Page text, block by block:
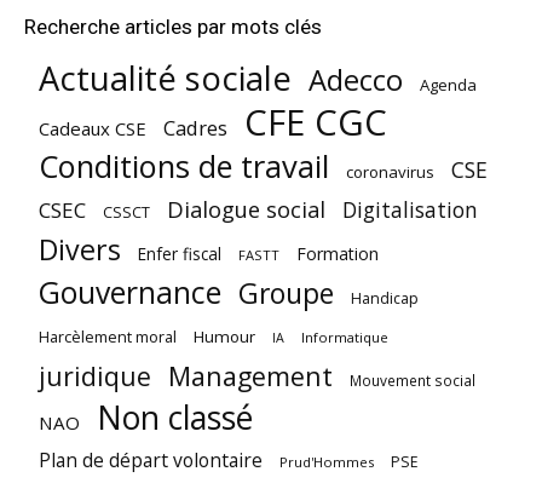
Recherche articles par mots clés
Actualité sociale Adecco Agenda
Cadeaux CSE Cadres CFE CGC
Conditions de travail coronavirus CSE
CSEC CSSCT Dialogue social Digitalisation
Divers Enfer fiscal FASTT Formation
Gouvernance Groupe Handicap
Harcèlement moral Humour IA Informatique
juridique Management Mouvement social
NAO Non classé
Plan de départ volontaire Prud'Hommes PSE